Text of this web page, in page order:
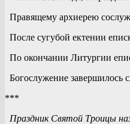
Правящему архиерею
После сугубой ектении
По окончании Литургии
Богослужение завершилось
***
Праздник Святой Троицы